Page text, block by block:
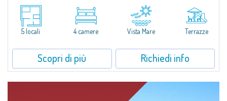
​In vendita villetta caposchiera a Punta Lada, dove un susseguirsi di albe e
tramonti meravigliosi regalano panorami mozzafiato del mare dalle
sfumature multicolore.La proprietà è ideale per famiglie alla ricerca di...
5 locali
4 camere Vista Mare Terrazze
Scopri di più Richiedi info